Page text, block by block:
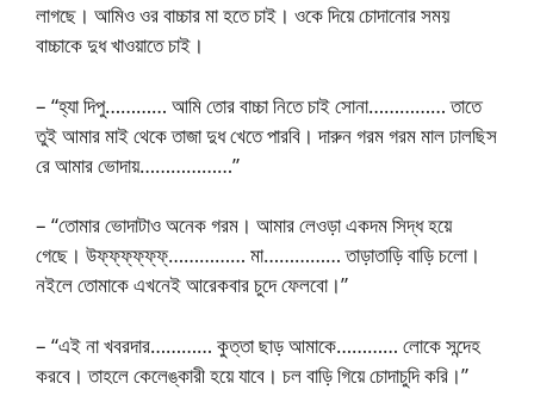
লাগছে। আমিও ওর বাচ্চার মা হতে চাই। ওকে দিয়ে চোদানোর সময়
বাচ্চাকে দুধ খাওয়াতে চাই।
– “হ্যা দিপু………… আমি তোর বাচ্চা নিতে চাই সোনা…………… তাতে
তুই আমার মাই থেকে তাজা দুধ খেতে পারবি। দারুন গরম গরম মাল ঢালছিস
রে আমার ভোদায়………………”
– “তোমার ভোদাটাও অনেক গরম। আমার লেওড়া একদম সিদ্ধ হয়ে
গেছে। উফ্‌ফ্‌ফ্‌ফ্‌ফ্‌ফ্‌…………… মা…………… তাড়াতাড়ি বাড়ি চলো।
নইলে তোমাকে এখনেই আরেকবার চুদে ফেলবো।”
– “এই না খবরদার………… কুত্তা ছাড় আমাকে………… লোকে সন্দেহ
করবে। তাহলে কেলেঙ্কারী হয়ে যাবে। চল বাড়ি গিয়ে চোদাচুদি করি।”